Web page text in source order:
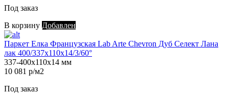
Под заказ
В корзину Добавлен
Паркет Елка Французская Lab Arte Chevron Дуб Селект Лана
лак 400/337х110х14/3/60°
337-400х110х14 мм
10 081 р/м2
Под заказ